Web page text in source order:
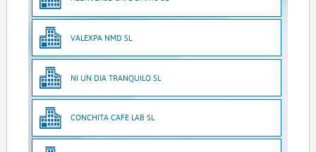
VALEXPA NMD SL
NI UN DIA TRANQUILO SL
CONCHITA CAFE LAB SL